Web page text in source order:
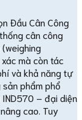
Đầu Cân Công
cân công
mà còn tác
và khả năng tự
phẩm phổ
– đại diện
cao. Tuy